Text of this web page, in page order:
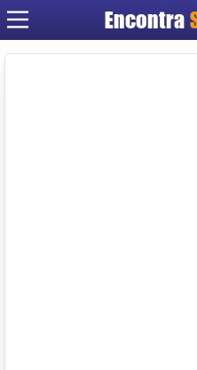
Encontra